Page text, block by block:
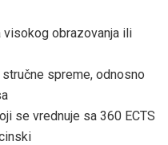
obrazovanja ili
spreme, odnosno
se vrednuje sa 360 ECTS